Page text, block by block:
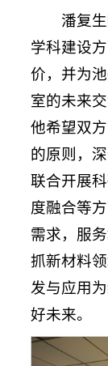
潘复
学科建设
价，并为
室的未来
他希望双
的原则，
联合开展
度融合等
需求，服
抓新材料
发与应用
好未来。